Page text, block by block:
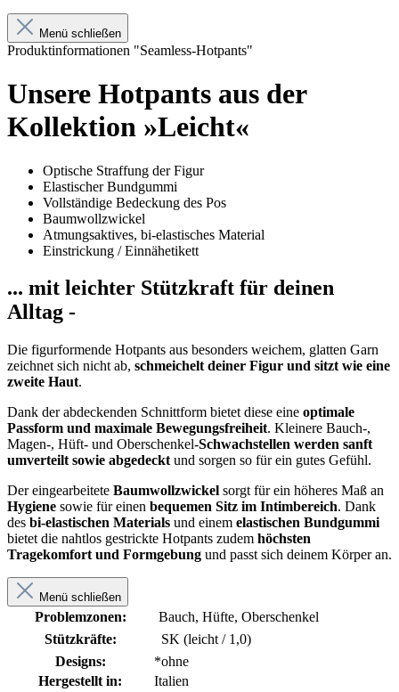
Menü schließen
Produktinformationen "Seamless-Hotpants"
Unsere Hotpants aus der
Kollektion »Leicht«
Optische Straffung der Figur
Elastischer Bundgummi
Vollständige Bedeckung des Pos
Baumwollzwickel
Atmungsaktives, bi-elastisches Material
Einstrickung / Einnähetikett
... mit leichter Stützkraft für deinen
Alltag -
Die figurformende Hotpants aus besonders weichem, glatten Garn
zeichnet sich nicht ab, schmeichelt deiner Figur und sitzt wie eine
zweite Haut.
Dank der abdeckenden Schnittform bietet diese eine optimale
Passform und maximale Bewegungsfreiheit. Kleinere Bauch-,
Magen-, Hüft- und Oberschenkel-Schwachstellen werden sanft
umverteilt sowie abgedeckt und sorgen so für ein gutes Gefühl.
Der eingearbeitete Baumwollzwickel sorgt für ein höheres Maß an
Hygiene sowie für einen bequemen Sitz im Intimbereich. Dank
des bi-elastischen Materials und einem elastischen Bundgummi
bietet die nahtlos gestrickte Hotpants zudem höchsten
Tragekomfort und Formgebung und passt sich deinem Körper an.
Menü schließen
Problemzonen:
Bauch, Hüfte, Oberschenkel
Stützkräfte:
SK (leicht / 1,0)
Designs:
*ohne
Hergestellt in:
Italien